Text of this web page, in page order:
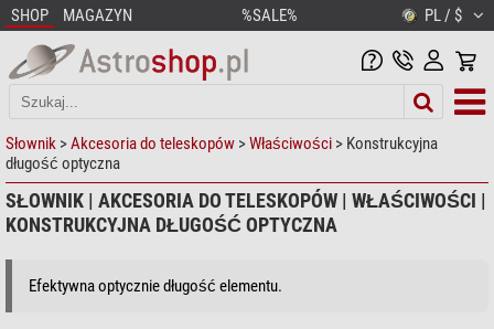
SHOP MAGAZYN %SALE% PL / $
Słownik >Akcesoria do teleskopów >Właściwości > Konstrukcyjna
długość optyczna
SŁOWNIK | AKCESORIA DO TELESKOPÓW | WŁAŚCIWOŚCI |
KONSTRUKCYJNA DŁUGOŚĆ OPTYCZNA
Efektywna optycznie długość elementu.